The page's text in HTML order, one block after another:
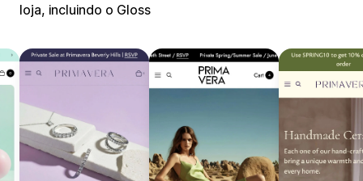
loja, incluindo o Gloss